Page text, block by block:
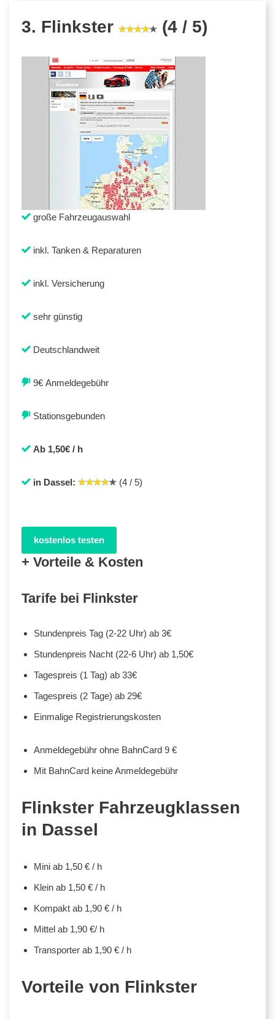
3. Flinkster (4 / 5)
große Fahrzeugauswahl
inkl. Tanken & Reparaturen
inkl. Versicherung
sehr günstig
Deutschlandweit
9€ Anmeldegebühr
Stationsgebunden
Ab 1,50€ / h
in Dassel: (4 / 5)
kostenlos testen
+ Vorteile & Kosten
Tarife bei Flinkster
Stundenpreis Tag (2-22 Uhr) ab 3€
Stundenpreis Nacht (22-6 Uhr) ab 1,50€
Tagespreis (1 Tag) ab 33€
Tagespreis (2 Tage) ab 29€
Einmalige Registrierungskosten
Anmeldegebühr ohne BahnCard 9 €
Mit BahnCard keine Anmeldegebühr
Flinkster Fahrzeugklassen
in Dassel
Mini ab 1,50 € / h
Klein ab 1,50 € / h
Kompakt ab 1,90 € / h
Mittel ab 1,90 €/ h
Transporter ab 1,90 € / h
Vorteile von Flinkster